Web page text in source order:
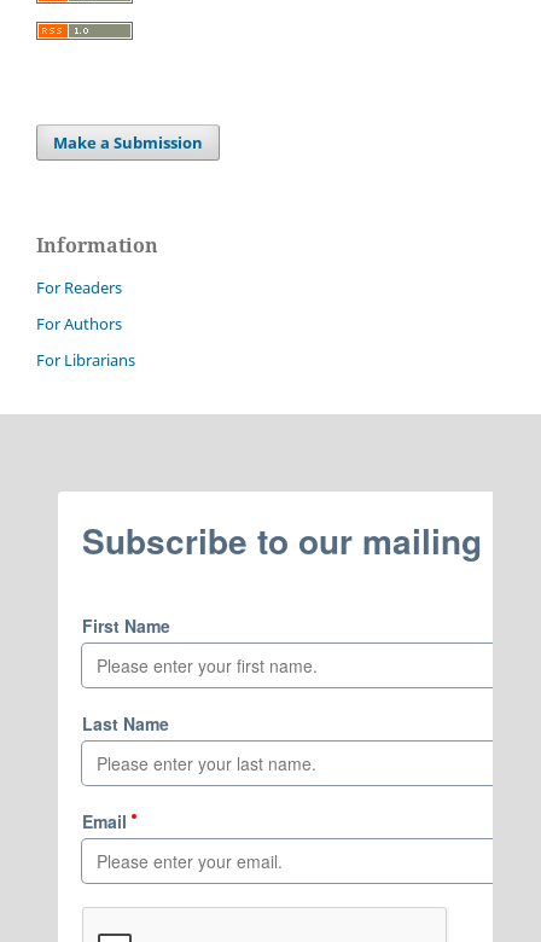
Make a Submission
Information
For Readers
For Authors
For Librarians